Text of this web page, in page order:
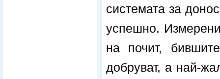
системата за
успешно.
на почит,
добруват, а най-